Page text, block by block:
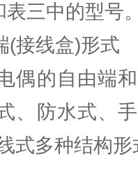
表三中的型号
(接线盒)形式
偶的自由端
、防水式、
式多种结构形